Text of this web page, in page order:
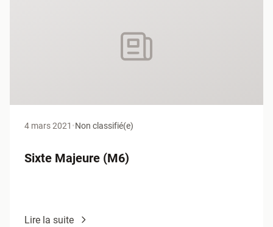
4 mars 2021 •Non classifié(e)
Sixte Majeure (M6)
Lire la suite